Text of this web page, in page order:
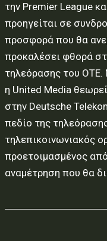
την Premier League
προηγείται σε
προσφορά που θα
προκαλέσει φθορά
τηλεόρασης του
η United Media
στην Deutsche
πεδίο της
τηλεπικοινωνιακός
προετοιμασμένος
αναμέτρηση που θα